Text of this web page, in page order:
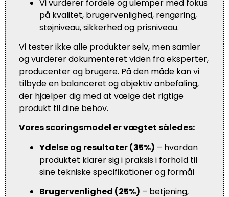
Vi vurderer fordele og ulemper med fokus
på kvalitet, brugervenlighed, rengøring,
støjniveau, sikkerhed og prisniveau.
Vi tester ikke alle produkter selv, men samler
og vurderer dokumenteret viden fra eksperter,
producenter og brugere. På den måde kan vi
tilbyde en balanceret og objektiv anbefaling,
der hjælper dig med at vælge det rigtige
produkt til dine behov.
Vores scoringsmodel er vægtet således:
Ydelse og resultater (35%) – hvordan
produktet klarer sig i praksis i forhold til
sine tekniske specifikationer og formål
Brugervenlighed (25%) – betjening,